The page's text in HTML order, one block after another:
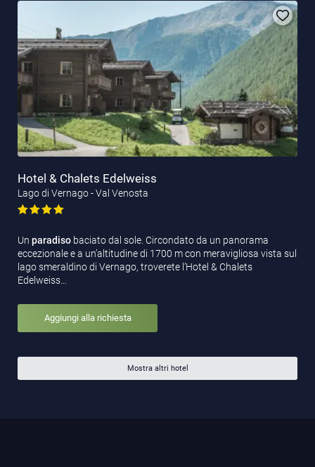
Hotel & Chalets Edelweiss
Lago di Vernago - Val Venosta
Un paradiso baciato dal sole. Circondato da un panorama
eccezionale e a un’altitudine di 1700 m con meravigliosa vista sul
lago smeraldino di Vernago, troverete l’Hotel & Chalets
Edelweiss…
Aggiungi alla richiesta
Mostra altri hotel